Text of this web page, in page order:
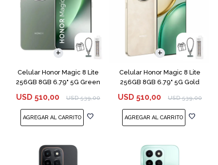
Celular Honor Magic 8 Lite
256GB 8GB 6.79" 5G Green
USD 510,00 USD 539,00
COMPARAR
Celular Honor Magic 8 Lite
256GB 8GB 6.79" 5G Gold
USD 510,00 USD 539,00
COMPARAR